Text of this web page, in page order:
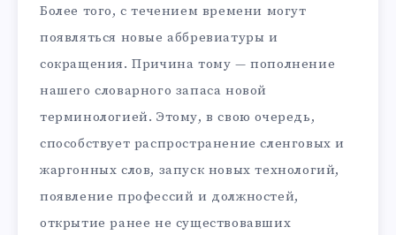
Более того, с течением времени могут
появляться новые аббревиатуры и
сокращения. Причина тому — пополнение
нашего словарного запаса новой
терминологией. Этому, в свою очередь,
способствует распространение сленговых и
жаргонных слов, запуск новых технологий,
появление профессий и должностей,
открытие ранее не существовавших